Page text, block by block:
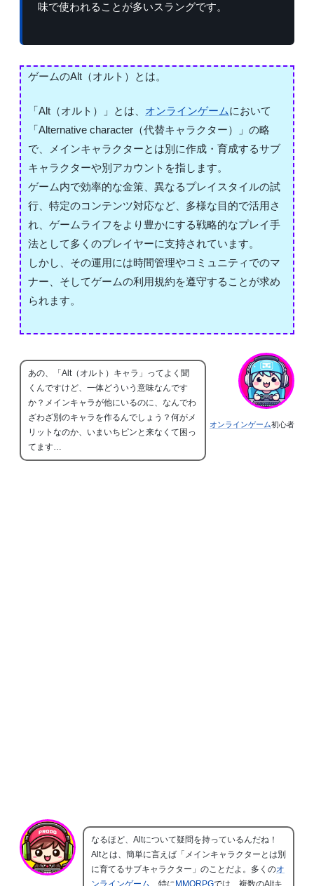
味で使われることが多いスラングです。
ゲームのAlt（オルト）とは。
「Alt（オルト）」とは、 オンラインゲームにおいて
「Alternative character（代替キャラクター）」の略
で、メインキャラクターとは別に作成・育成するサブ
キャラクターや別アカウントを指します。
ゲーム内で効率的な金策、異なるプレイスタイルの試
行、特定のコンテンツ対応など、多様な目的で活用さ
れ、ゲームライフをより豊かにする戦略的なプレイ手
法として多くのプレイヤーに支持されています。
しかし、その運用には時間管理やコミュニティでのマ
ナー、そしてゲームの利用規約を遵守することが求め
られます。
オンラインゲーム初心者
あの、「Alt（オルト）キャラ」ってよく聞
くんですけど、一体どういう意味なんです
か？メインキャラが他にいるのに、なんでわ
ざわざ別のキャラを作るんでしょう？何がメ
リットなのか、いまいちピンと来なくて困っ
てます…
なるほど、Altについて疑問を持っているんだね！
Altとは、簡単に言えば「メインキャラクターとは別
に育てるサブキャラクター」のことだよ。多くのオ